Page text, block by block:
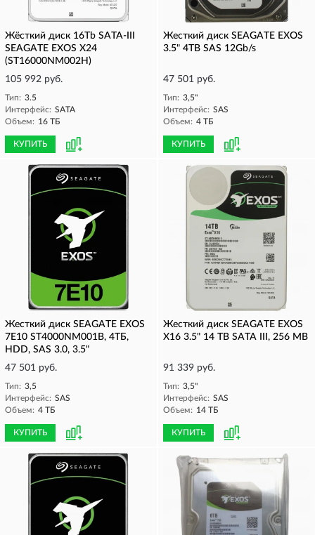
Жёсткий диск 16Tb SATA-III
SEAGATE EXOS X24
(ST16000NM002H)
105 992 руб.
Тип: 3.5
Интерфейс: SATA
Объем: 16 ТБ
КУПИТЬ
Жесткий диск SEAGATE EXOS
3.5" 4TB SAS 12Gb/s
47 501 руб.
Тип: 3,5"
Интерфейс: SAS
Объем: 4 ТБ
КУПИТЬ
Жесткий диск SEAGATE EXOS
7E10 ST4000NM001B, 4ТБ,
HDD, SAS 3.0, 3.5"
47 501 руб.
Тип: 3,5
Интерфейс: SAS
Объем: 4 ТБ
КУПИТЬ
Жесткий диск SEAGATE EXOS
X16 3.5" 14 TB SATA III, 256 MB
91 339 руб.
Тип: 3,5"
Интерфейс: SAS
Объем: 14 ТБ
КУПИТЬ